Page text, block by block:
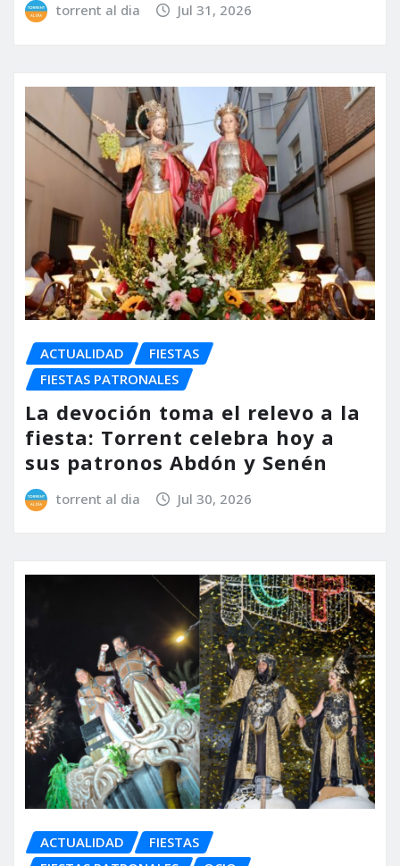
torrent al dia Jul 31, 2026
ACTUALIDAD
FIESTAS
FIESTAS PATRONALES
La devoción toma el relevo a la
fiesta: Torrent celebra hoy a
sus patronos Abdón y Senén
torrent al dia Jul 30, 2026
ACTUALIDAD
FIESTAS